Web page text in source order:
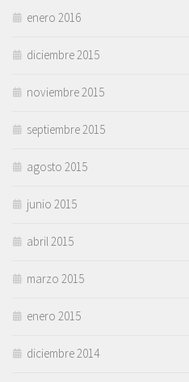
enero 2016
diciembre 2015
noviembre 2015
septiembre 2015
agosto 2015
junio 2015
abril 2015
marzo 2015
enero 2015
diciembre 2014